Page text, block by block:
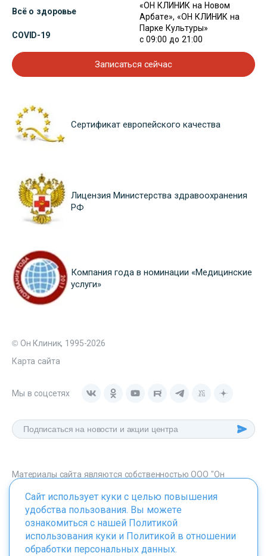
Всё о здоровье
COVID-19
«ОН КЛИНИК на Новом
Арбате», «ОН КЛИНИК на
Парке Культуры»
с 09:00 до 21:00
Записаться сейчас
Сертификат европейского качества
Лицензия Министерства здравоохранения
РФ
Компания года в номинации «Медицинские
услуги»
© Он Клиник, 1995-2026
Карта сайта
Мы в соцсетях
Материалы сайта являются собственностью ООО "Он
onclinic.ru запрещено в соответствии со статьей 1259 ГК. РФ.
Сайт использует куки с целью повышения
удобства пользования. Вы можете
ознакомиться с нашей Политикой
использования куки и Политикой в отношении
обработки персональных данных.